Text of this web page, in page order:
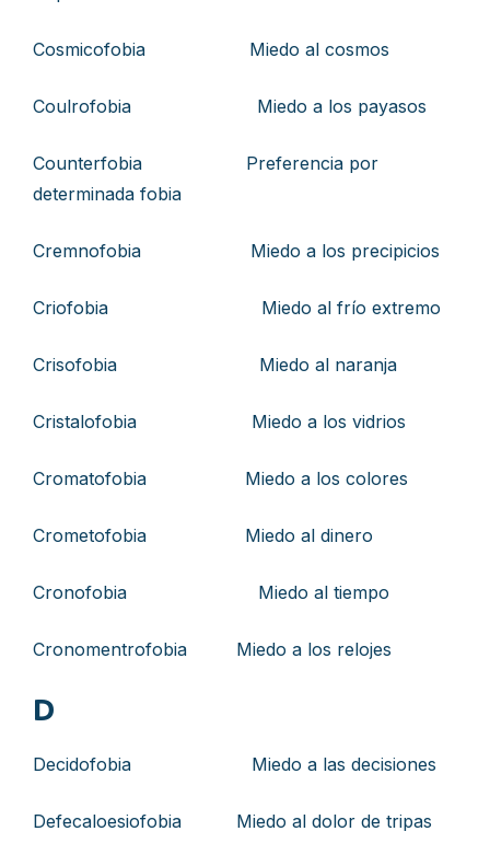
Cosmicofobia Miedo al cosmos
Coulrofobia Miedo a los payasos
Counterfobia Preferencia por
determinada fobia
Cremnofobia Miedo a los precipicios
Criofobia Miedo al frío extremo
Crisofobia Miedo al naranja
Cristalofobia Miedo a los vidrios
Cromatofobia Miedo a los colores
Crometofobia Miedo al dinero
Cronofobia Miedo al tiempo
Cronomentrofobia Miedo a los relojes
D
Decidofobia Miedo a las decisiones
Defecaloesiofobia Miedo al dolor de tripas